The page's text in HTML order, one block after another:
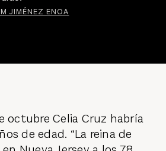
JIMÉNEZ ENOA
octubre Celia Cruz habría
de edad. “La reina de